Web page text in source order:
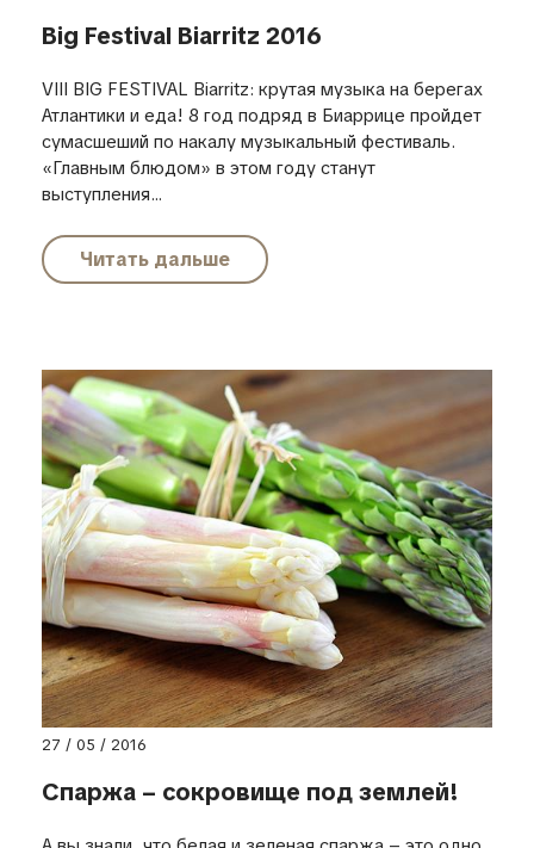
Big Festival Biarritz 2016
VIII BIG FESTIVAL Biarritz: крутая музыка на берегах
Атлантики и еда! 8 год подряд в Биаррице пройдет
сумасшеший по накалу музыкальный фестиваль.
«Главным блюдом» в этом году станут
выступления...
Читать дальше
27 / 05 / 2016
Спаржа – сокровище под землей!